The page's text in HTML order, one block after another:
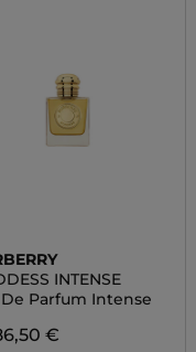
INTENSE
De Parfum Intense
€